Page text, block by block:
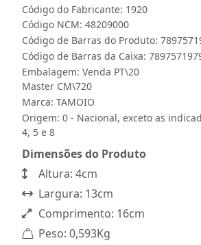
Código do Fabricante: 1920
Código NCM: 48209000
Código de Barras do Produto:
Código de Barras da Caixa:
Embalagem: Venda PT\20
Master CM\720
Marca: TAMOIO
Origem: 0 - Nacional, exceto as
4, 5 e 8
Dimensões do Produto
Altura: 4cm
Largura: 13cm
Comprimento: 16cm
Peso: 0,593Kg